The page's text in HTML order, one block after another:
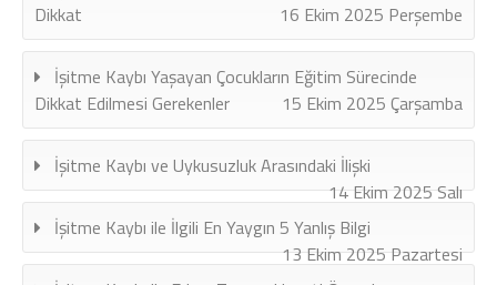
Dikkat
16 Ekim 2025 Perşembe
İşitme Kaybı Yaşayan Çocukların Eğitim Sürecinde
Dikkat Edilmesi Gerekenler
15 Ekim 2025 Çarşamba
İşitme Kaybı ve Uykusuzluk Arasındaki İlişki
14 Ekim 2025 Salı
İşitme Kaybı ile İlgili En Yaygın 5 Yanlış Bilgi
13 Ekim 2025 Pazartesi